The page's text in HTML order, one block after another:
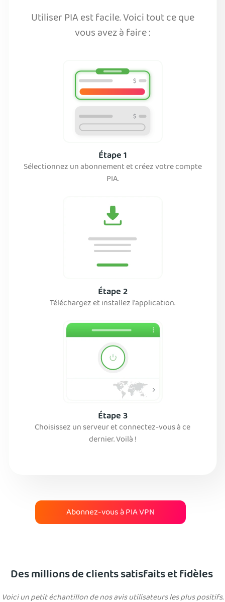
Utiliser PIA est facile. Voici tout ce que
vous avez à faire :
Étape 1
Sélectionnez un abonnement et créez votre compte
PIA.
Étape 2
Téléchargez et installez l'application.
Étape 3
Choisissez un serveur et connectez-vous à ce
dernier. Voilà !
Abonnez-vous à PIA VPN
Des millions de clients satisfaits et fidèles
Voici un petit échantillon de nos avis utilisateurs les plus positifs.